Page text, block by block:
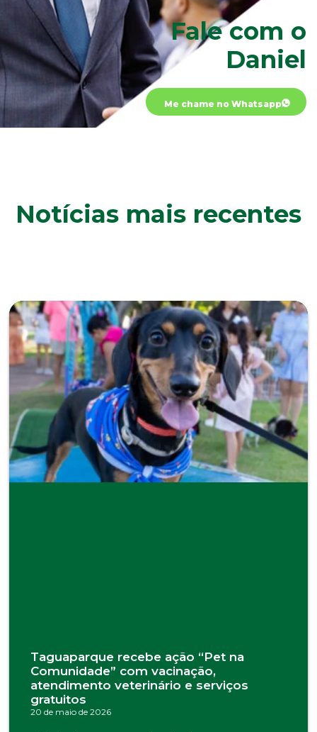
Fale com o
Daniel
Me chame no Whatsapp
Notícias mais recentes
Taguaparque recebe ação “Pet na
Comunidade” com vacinação,
atendimento veterinário e serviços
gratuitos
20 de maio de 2026